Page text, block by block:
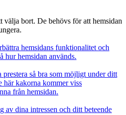
välja bort. De behövs för att hemsidan
hemsidans funktionalitet och
hur hemsidan används.
prestera så bra som möjligt under ditt
här kakorna kommer viss
från hemsidan.
av dina intressen och ditt beteende